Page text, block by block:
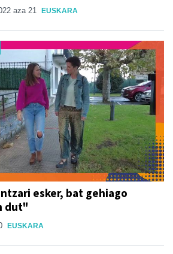
aza 21 EUSKARA
esker, bat gehiago
dut"
EUSKARA